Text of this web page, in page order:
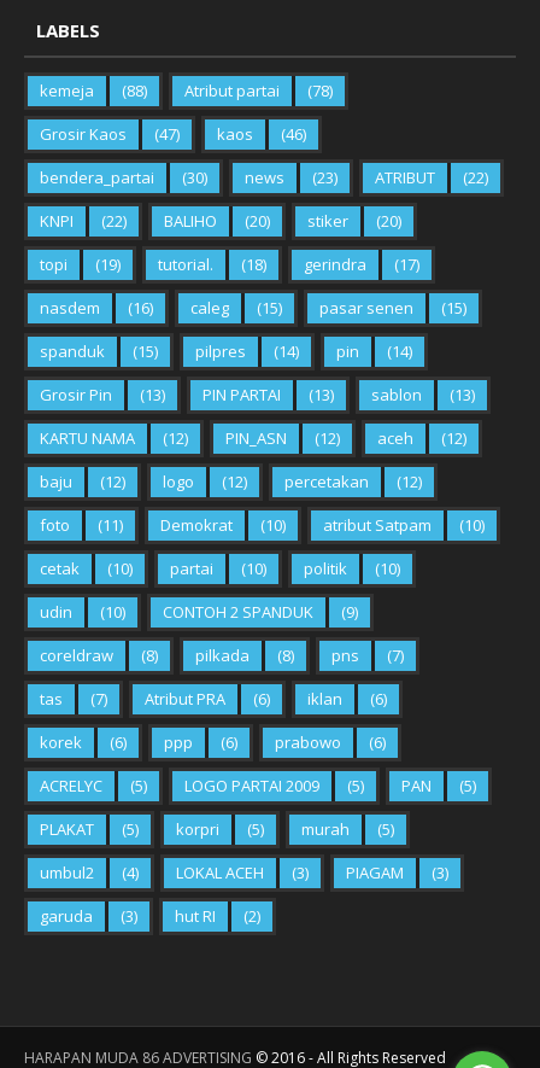
LABELS
kemeja (88) Atribut partai
(78)
Grosir Kaos
(47) kaos
(46)
bendera_partai
(30) news (23) ATRIBUT
(22)
KNPI
(22) BALIHO (20) stiker
(20)
topi
(19) tutorial. (18) gerindra
(17)
nasdem
(16) caleg (15) pasar senen
(15)
spanduk
(15) pilpres (14) pin
(14)
Grosir Pin
(13) PIN PARTAI (13) sablon
(13)
KARTU NAMA
(12) PIN_ASN (12) aceh
(12)
baju
(12) logo (12) percetakan
(12)
foto
(11) Demokrat (10) atribut Satpam
(10)
cetak
(10) partai (10) politik
(10)
udin
(10) CONTOH 2 SPANDUK
(9)
coreldraw
(8) pilkada (8) pns
(7)
tas
(7) Atribut PRA (6) iklan
(6)
korek
(6) ppp (6) prabowo
(6)
ACRELYC
(5) LOGO PARTAI 2009 (5) PAN
(5)
PLAKAT
(5) korpri (5) murah
(5)
umbul2
(4) LOKAL ACEH (3) PIAGAM
(3)
garuda
(3) hut RI (2)
HARAPAN MUDA 86 ADVERTISING ©2016- All Rights Reserved